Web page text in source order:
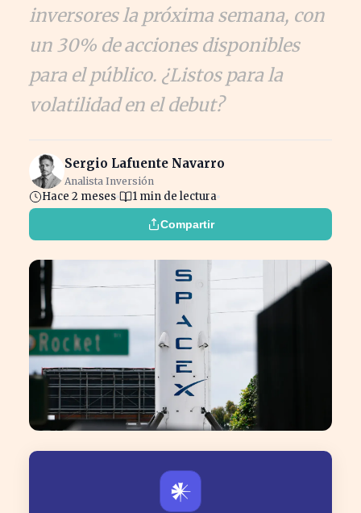
inversores la próxima semana, con
un 30% de acciones disponibles
para el público. ¿Listos para la
volatilidad en el debut?
Sergio Lafuente Navarro
Analista Inversión
Hace 2 meses 1 min de lectura
Compartir
𒀭